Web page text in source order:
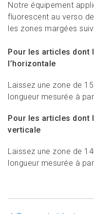
Notre équipement
fluorescent au verso
les zones margées
Pour les articles dont
l’horizontale
Laissez une zone de
longueur mesurée à
Pour les articles dont
verticale
Laissez une zone de
longueur mesurée à